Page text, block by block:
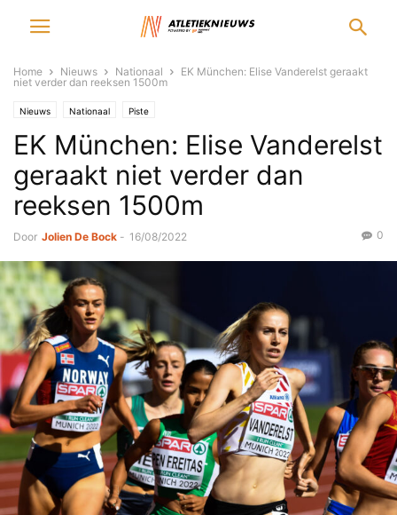
Home Nieuws Nationaal
EK München: Elise Vanderelst geraakt
niet verder dan reeksen 1500m
Nieuws Nationaal Piste
EK München: Elise Vanderelst
geraakt niet verder dan
reeksen 1500m
Door Jolien De Bock - 16/08/2022 0